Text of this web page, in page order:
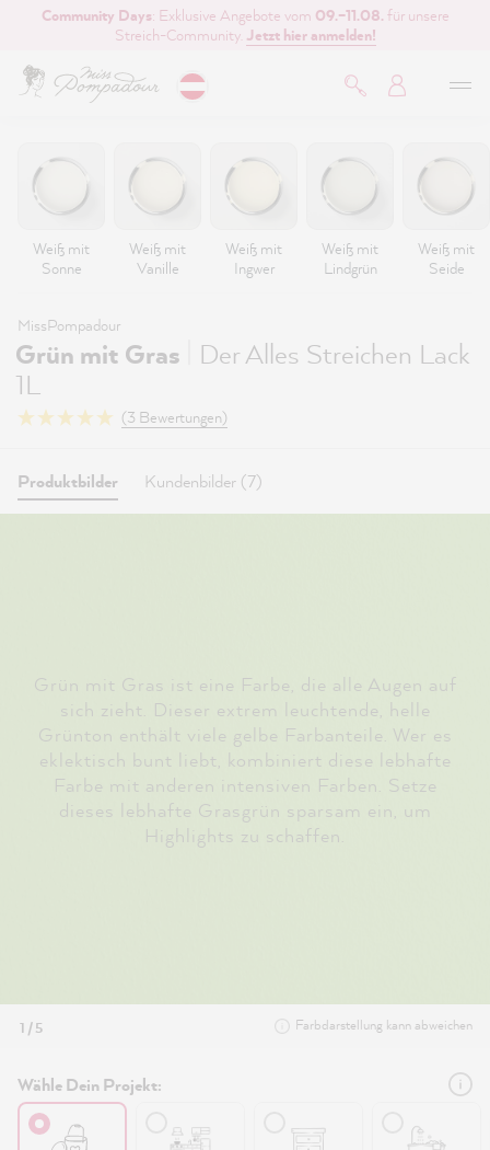
springen
Community Days: Exklusive Angebote vom 09.–11.08. für unsere
Streich-Community. Jetzt hier anmelden!
Weiß mit
Sonne
Weiß mit
Vanille
Weiß mit
Ingwer
Weiß mit
Lindgrün
Weiß mit
Seide
MissPompadour
Grün mit Gras
Der Alles Streichen Lack
1L
(3 Bewertungen)
Produktbilder Kundenbilder (7)
Grün mit Gras ist eine Farbe, die alle Augen auf
sich zieht. Dieser extrem leuchtende, helle
Grünton enthält viele gelbe Farbanteile. Wer es
eklektisch bunt liebt, kombiniert diese lebhafte
Farbe mit anderen intensiven Farben. Setze
dieses lebhafte Grasgrün sparsam ein, um
Highlights zu schaffen.
1 / 5 Farbdarstellung kann abweichen
Wähle Dein Projekt: